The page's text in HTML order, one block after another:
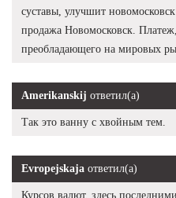
суставы, улучшит
продажа Новомосковск.
преобладающего на мировых
Amerikanskij ответил(а)
Так это ванну с хвойным тем.
Evropejskaja ответил(а)
Курсов валют, здесь